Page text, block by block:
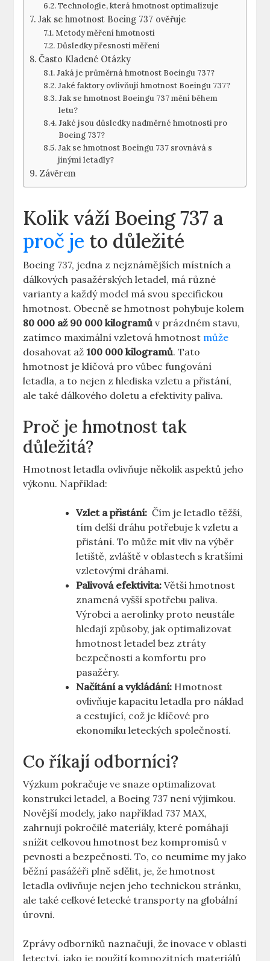
Technologie,‍ která hmotnost optimalizuje
Jak se hmotnost Boeing 737 ověřuje
Metody měření⁣ hmotnosti
Důsledky přesnosti⁤ měření
Často Kladené⁢ Otázky
Jaká je průměrná hmotnost Boeingu 737?
Jaké faktory ovlivňují hmotnost⁢ Boeingu 737?
Jak se hmotnost Boeingu 737 mění během
letu?
Jaké⁣ jsou důsledky nadměrné hmotnosti pro
Boeing 737?
Jak se hmotnost ⁢Boeingu 737 srovnává ‍s
jinými⁢ letadly?
Závěrem
Kolik váží Boeing​ 737 a
proč je to⁣ důležité
Boeing​ 737, jedna ⁣z ‍nejznámějších místních a
⁣dálkových pasažérských letadel, má různé
varianty ‌a každý model⁢ má svou specifickou
hmotnost. Obecně se hmotnost pohybuje kolem
80 000‌ až⁢ 90 000 kilogramů v prázdném stavu,
zatímco⁢ maximální vzletová‌ hmotnost může
dosahovat až 100 000 kilogramů.​ Tato
hmotnost‍ je ⁢klíčová‍ pro vůbec fungování​
letadla, a to nejen z hlediska vzletu a přistání,
ale také​ dálkového doletu a ⁢efektivity paliva.
Proč je⁢ hmotnost‍ tak
⁢důležitá?
Hmotnost letadla ovlivňuje⁤ několik aspektů ⁤jeho
výkonu. Například:
Vzlet ⁢a přistání: ‌ Čím je letadlo těžší, ​
tím delší ‍dráhu potřebuje k vzletu a
přistání.⁢ To ​může mít ​vliv na výběr
letiště, zvláště v oblastech s kratšími‌
vzletovými dráhami.
Palivová efektivita: Větší hmotnost
znamená vyšší ⁤spotřebu paliva.
‍Výrobci a aerolinky⁤ proto⁣ neustále
hledají způsoby, jak optimalizovat
hmotnost ⁤letadel bez ztráty
bezpečnosti a komfortu⁣ pro
pasažéry.
Načítání a ⁤vykládání: Hmotnost⁤
ovlivňuje kapacitu letadla pro náklad
a cestující,‍ což je klíčové pro
ekonomiku leteckých ‌společností.
Co říkají odborníci?
Výzkum pokračuje ve ​snaze optimalizovat
konstrukci letadel, a Boeing​ 737 není výjimkou.
Novější modely, jako například 737 ​MAX,
‌zahrnují ⁢pokročilé materiály, které pomáhají⁢
snížit⁣ celkovou hmotnost bez kompromisů v
pevnosti⁢ a bezpečnosti. ​To, co neumíme my jako⁣
běžní‍ pasážéři plně ⁢sdělit, je, ‍že hmotnost ​
letadla⁤ ovlivňuje nejen ⁤jeho technickou⁤ stránku,
ale ​také celkové letecké transporty ⁢na globální
⁢úrovni.
Zprávy odborníků naznačují, že inovace‍ v oblasti
letectví, jako je použití kompozitních materiálů